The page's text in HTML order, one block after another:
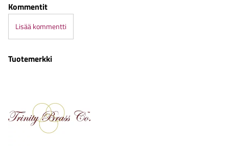
Kommentit
Lisää kommentti
Tuotemerkki